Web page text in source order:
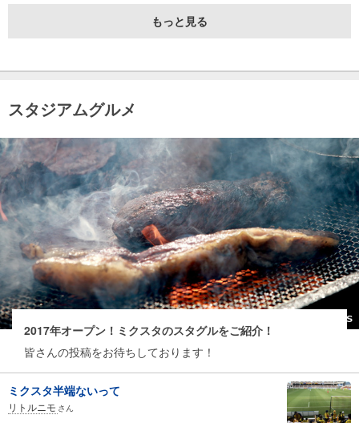
もっと見る
スタジアムグルメ
2017年オープン！ミクスタのスタグルをご紹介！
皆さんの投稿をお待ちしております！
ミクスタ半端ないって
リトルニモ さん